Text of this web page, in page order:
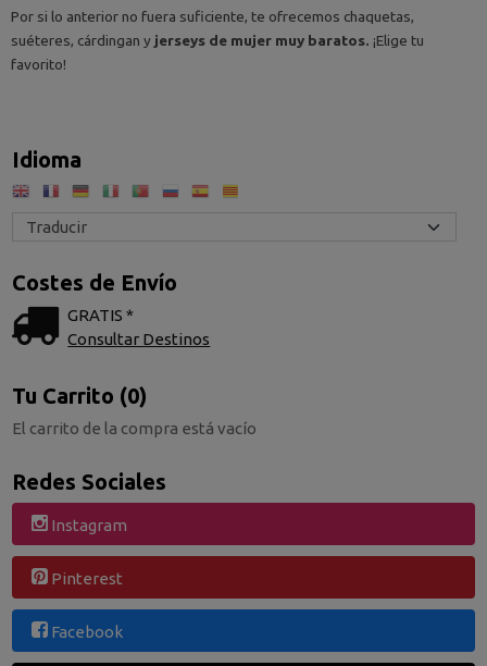
Idioma
Costes de Envío
GRATIS *
Consultar Destinos
Tu Carrito (0)
El carrito de la compra está vacío
Redes Sociales
Instagram
Pinterest
Facebook
Por si lo anterior no fuera suficiente, te ofrecemos chaquetas,
suéteres, cárdingan y jerseys de mujer muy baratos. ¡Elige tu
favorito!